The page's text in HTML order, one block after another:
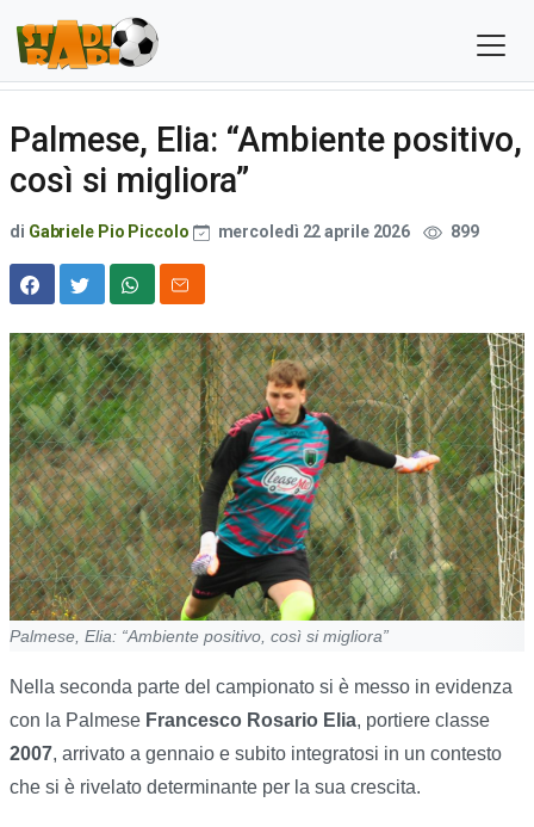
Palmese, Elia: “Ambiente positivo,
così si migliora”
di Gabriele Pio Piccolo mercoledì 22 aprile 2026 899
Palmese, Elia: “Ambiente positivo, così si migliora”
Nella seconda parte del campionato si è messo in evidenza
con la Palmese Francesco Rosario Elia, portiere classe
2007, arrivato a gennaio e subito integratosi in un contesto
che si è rivelato determinante per la sua crescita.